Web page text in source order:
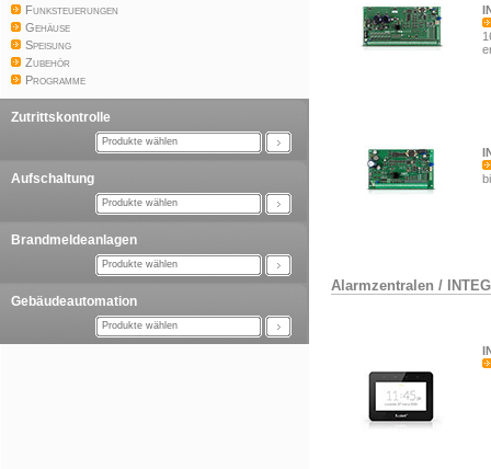
Funksteuerungen
Gehäuse
Speisung
Zubehör
Programme
Zutrittskontrolle
Produkte wählen
Aufschaltung
Produkte wählen
Brandmeldeanlagen
Produkte wählen
Gebäudeautomation
Produkte wählen
Alarmzentralen /